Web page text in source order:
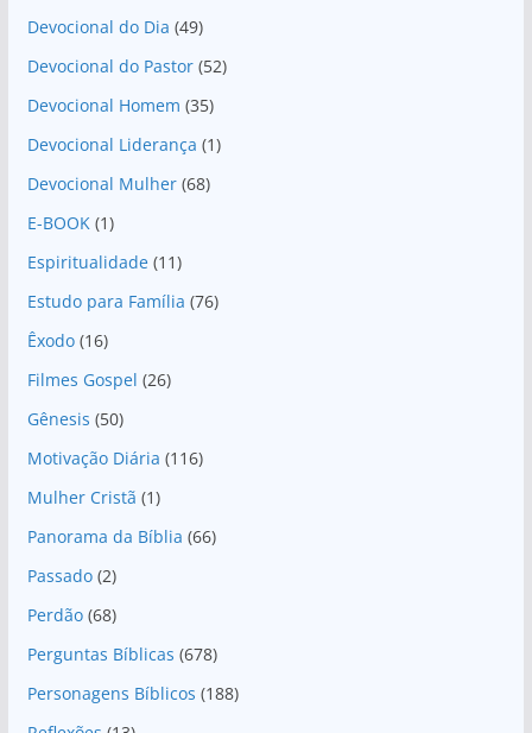
Devocional do Dia (49)
Devocional do Pastor(52)
Devocional Homem (35)
Devocional Liderança (1)
Devocional Mulher(68)
E-BOOK(1)
Espiritualidade(11)
Estudo para Família (76)
Êxodo(16)
Filmes Gospel (26)
Gênesis (50)
Motivação Diária (116)
Mulher Cristã (1)
Panorama da Bíblia (66)
Passado(2)
Perdão(68)
Perguntas Bíblicas (678)
Personagens Bíblicos (188)